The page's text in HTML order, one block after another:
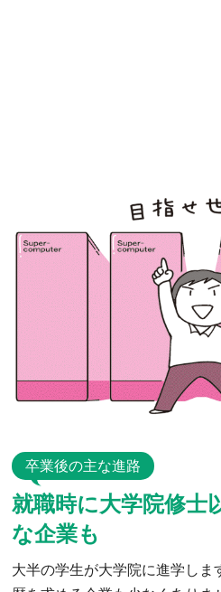
卒業後の主な進路
就職時に大学院修士
な企業も
大半の学生が大学院に進学しま